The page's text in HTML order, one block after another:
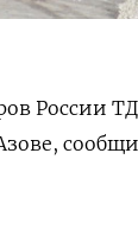
России